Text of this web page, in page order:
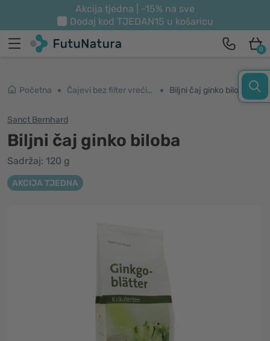
Akcija tjedna | -15% na sve
Dodaj kod TJEDAN15 u košaricu
0
Početna Čajevi bez filter vrećica Biljni čaj ginko biloba
Sanct Bernhard
Biljni čaj ginko biloba
Sadržaj: 120 g
AKCIJA TJEDNA